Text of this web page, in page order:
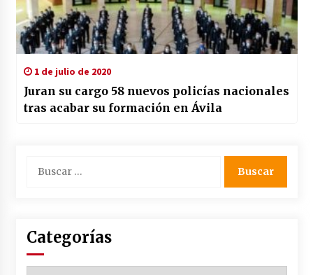
1 de julio de 2020
Juran su cargo 58 nuevos policías nacionales
tras acabar su formación en Ávila
Categorías